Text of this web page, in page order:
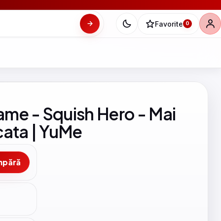
Favorite 0
- Squish Hero - Mai
| YuMe